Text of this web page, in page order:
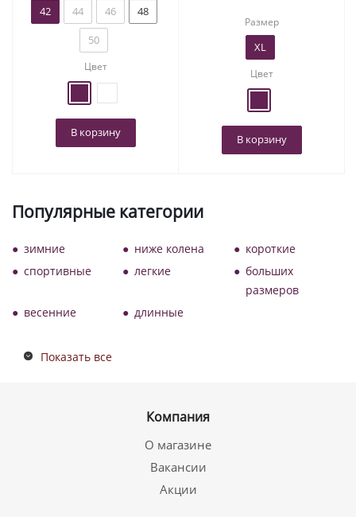
42 44 46
48
50
Цвет
В корзину
Размер
XL
Цвет
В корзину
Популярные категории
зимние ниже колена
короткие
спортивные
легкие
больших
размеров
весенние
длинные
Показать все
Компания
О магазине
Вакансии
Акции